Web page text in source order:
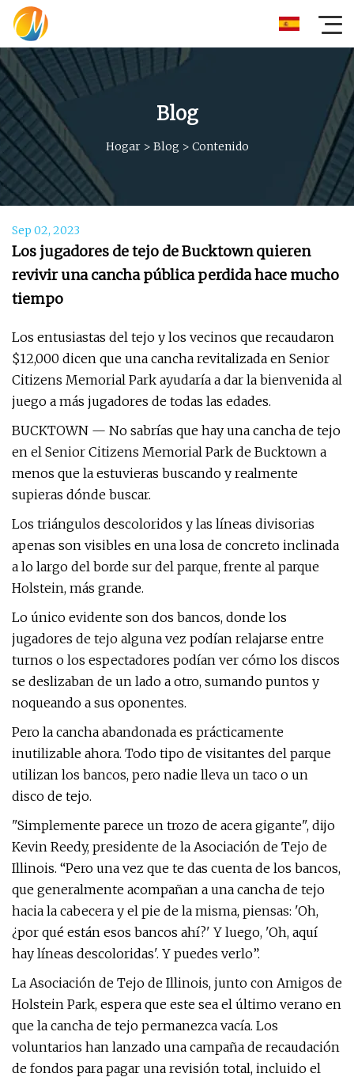
Blog
Hogar> Blog > Contenido
Sep 02, 2023
Los jugadores de tejo de Bucktown quieren
revivir una cancha pública perdida hace mucho
tiempo
Los entusiastas del tejo y los vecinos que recaudaron
$12,000 dicen que una cancha revitalizada en Senior
Citizens Memorial Park ayudaría a dar la bienvenida al
juego a más jugadores de todas las edades.
BUCKTOWN — No sabrías que hay una cancha de tejo
en el Senior Citizens Memorial Park de Bucktown a
menos que la estuvieras buscando y realmente
supieras dónde buscar.
Los triángulos descoloridos y las líneas divisorias
apenas son visibles en una losa de concreto inclinada
a lo largo del borde sur del parque, frente al parque
Holstein, más grande.
Lo único evidente son dos bancos, donde los
jugadores de tejo alguna vez podían relajarse entre
turnos o los espectadores podían ver cómo los discos
se deslizaban de un lado a otro, sumando puntos y
noqueando a sus oponentes.
Pero la cancha abandonada es prácticamente
inutilizable ahora. Todo tipo de visitantes del parque
utilizan los bancos, pero nadie lleva un taco o un
disco de tejo.
"Simplemente parece un trozo de acera gigante", dijo
Kevin Reedy, presidente de la Asociación de Tejo de
Illinois. “Pero una vez que te das cuenta de los bancos,
que generalmente acompañan a una cancha de tejo
hacia la cabecera y el pie de la misma, piensas: 'Oh,
¿por qué están esos bancos ahí?' Y luego, 'Oh, aquí
hay líneas descoloridas'. Y puedes verlo”.
La Asociación de Tejo de Illinois, junto con Amigos de
Holstein Park, espera que este sea el último verano en
que la cancha de tejo permanezca vacía. Los
voluntarios han lanzado una campaña de recaudación
de fondos para pagar una revisión total, incluido el